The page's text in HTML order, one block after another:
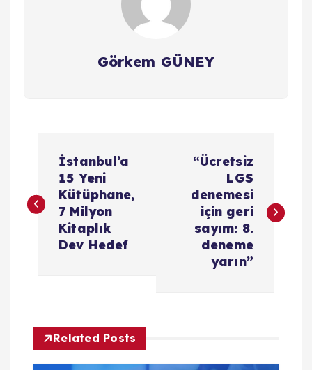
Görkem GÜNEY
z
e
z
İstanbul’a
15 Yeni
Kütüphane,
7 Milyon
Kitaplık
Dev Hedef
“Ücretsiz
LGS
denemesi
için geri
sayım: 8.
deneme
yarın”
Related Posts